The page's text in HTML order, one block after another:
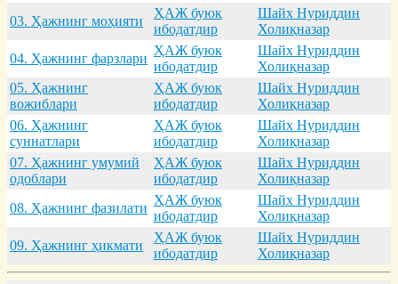
03. Ҳaжнинг моҳияти
ҲАЖ буюк
ибодатдир
Шайх Нуриддин
Холиқназар
04. Ҳaжнинг фaрзлaри
ҲАЖ буюк
ибодатдир
Шайх Нуриддин
Холиқназар
05. Ҳaжнинг
вожиблaри
ҲАЖ буюк
ибодатдир
Шайх Нуриддин
Холиқназар
06. Ҳaжнинг
суннaтлaри
ҲАЖ буюк
ибодатдир
Шайх Нуриддин
Холиқназар
07. Ҳaжнинг умумий
одоблaри
ҲАЖ буюк
ибодатдир
Шайх Нуриддин
Холиқназар
08. Ҳaжнинг фaзилaти
ҲАЖ буюк
ибодатдир
Шайх Нуриддин
Холиқназар
09. Ҳaжнинг ҳикмaти
ҲАЖ буюк
ибодатдир
Шайх Нуриддин
Холиқназар